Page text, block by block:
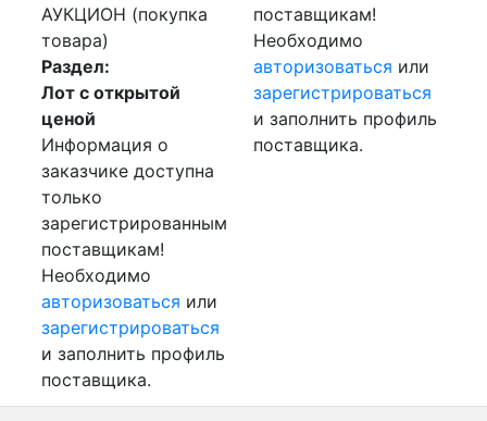
АУКЦИОН (покупка
товара)
Раздел:
Лот с открытой
ценой
Информация о
заказчике доступна
только
зарегистрированным
поставщикам!
Необходимо
авторизоваться или
зарегистрироваться
и заполнить профиль
поставщика.
поставщикам!
Необходимо
авторизоваться или
зарегистрироваться
и заполнить профиль
поставщика.